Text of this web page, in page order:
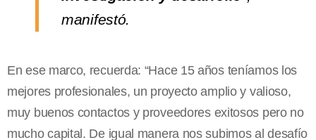
manifestó.
En ese marco, recuerda: “Hace 15 años teníamos los
mejores profesionales, un proyecto amplio y valioso,
muy buenos contactos y proveedores exitosos pero no
mucho capital. De igual manera nos subimos al desafío